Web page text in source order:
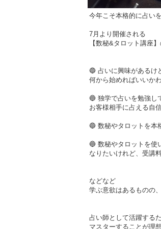
今年こそ本格的に占い
7月より開催される
【数秘&タロット講座
🔵 占いに興味があるけ
何から始めればいいか
🔵 独学で占いを勉強し
お客様相手に占える自
🔵 数秘やタロットを本
🔵 数秘やタロットを使
なりたいけれど、受講
などなど
学ぶ意欲はあるものの
占い師として活躍する
マスターすることが理想